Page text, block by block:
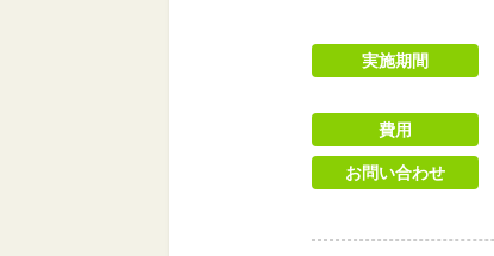
実施期間
費用
お問い合わせ